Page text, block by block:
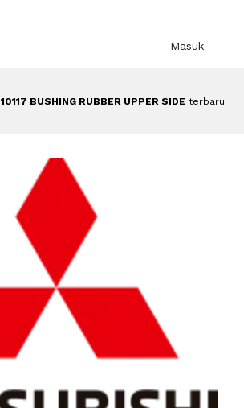
Masuk
BUSHING RUBBER UPPER SIDE terbaru